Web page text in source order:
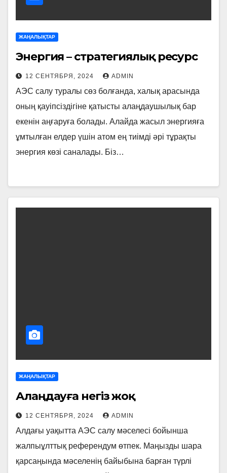
ЖАҢАЛЫҚТАР
Энергия – стратегиялық ресурс
12 СЕНТЯБРЯ, 2024 ADMIN
АЭС салу туралы сөз болғанда, халық арасында
оның қауіпсіздігіне қатыс­ты алаңдаушылық бар
екенін аңғаруға болады. Алайда жасыл энергияға
ұмтылған елдер үшін атом ең тиімді әрі тұрақты
энергия көзі саналады. Біз…
ЖАҢАЛЫҚТАР
Алаңдауға негіз жоқ
12 СЕНТЯБРЯ, 2024 ADMIN
Алдағы уақытта АЭС салу мәселесі бойынша
жалпыұлттық референдум өтпек. Маңызды шара
қарсаңында мәселенің байы­бына барған түрлі